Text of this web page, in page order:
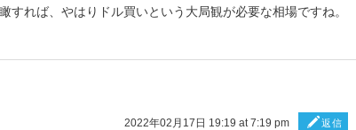
すれば、やはりドル買いという大局観が必要な相場ですね。
2022年02月17日 19:19 at 7:19 pm 返信